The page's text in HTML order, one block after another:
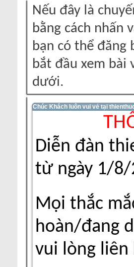
Nếu đây là
bằng cách nhấn
bạn có thể
bắt đầu xem bài
dưới.
Chúc Khách luôn vui vẻ tại
Diễn đàn
từ ngày 1/8/
Mọi thắc
hoàn/đang
vui lòng liên